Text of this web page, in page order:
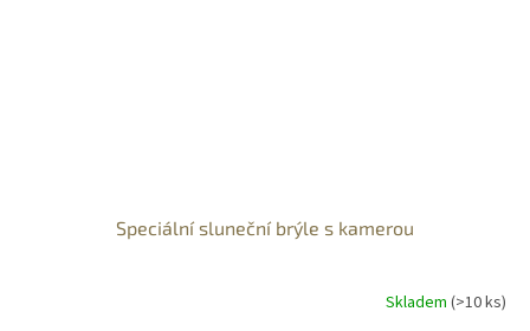
Speciální sluneční brýle s kamerou
Skladem (>10 ks)